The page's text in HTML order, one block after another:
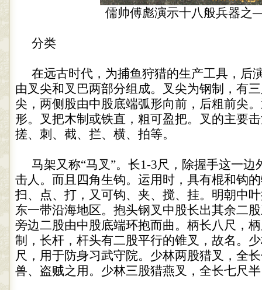
儒帅傅彪演示十八般兵器
分类
在远古时代，为捕鱼狩猎的生产工具，后
由叉尖和叉巴两部分组成。叉尖为钢制，有
尖，两侧股由中股底端弧形向前，后粗前尖
形。叉把木制或铁直，粗可盈把。叉的主要
搓、刺、截、拦、横、拍等。
马架又称“马叉”。长1-3尺，除握手这一边
击人。而且四角生钩。运用时，具有棍和钩
扫、点、打，又可钩、夹、搅、挂。明朝中
东一带沿海地区。抱头钢叉中股长出其余二
旁边二股由中股底端环抱而曲。柄长八尺，
制，长杆，杆头有二股平行的锥叉，故名。
尺，用于防身习武守院。少林两股猎叉，全
兽、盗贼之用。少林三股猎燕叉，全长七尺